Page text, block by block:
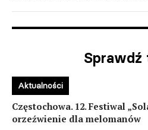
Sprawdź
Częstochowa. 12. Festiwal
orzeźwienie dla melomanów
Aktualności